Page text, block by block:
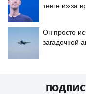
тенге из-за
Он просто
загадочной